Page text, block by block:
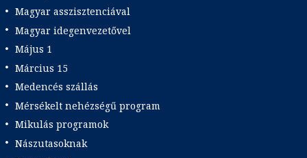
Magyar asszisztenciával
Magyar idegenvezetővel
Május 1
Március 15
Medencés szállás
Mérsékelt nehézségű program
Mikulás programok
Nászutasoknak